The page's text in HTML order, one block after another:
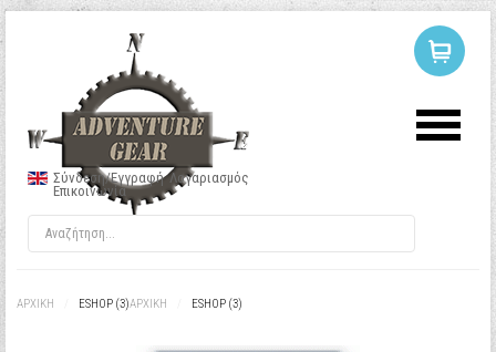
Σύνδεση/Εγγραφή Λογαριασμός
Επικοινωνία
ΑΡΧΙΚΉ ESHOP (3)ΑΡΧΙΚΉ ESHOP (3)
ΣΥΝΔΕΣΗ
Κωδικός